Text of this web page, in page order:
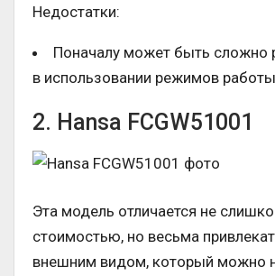
Недостатки:
Поначалу может быть сложно
в использовании режимов
2. Hansa FCGW51001
Эта модель отличается не
стоимостью, но весьма
внешним видом, который можно